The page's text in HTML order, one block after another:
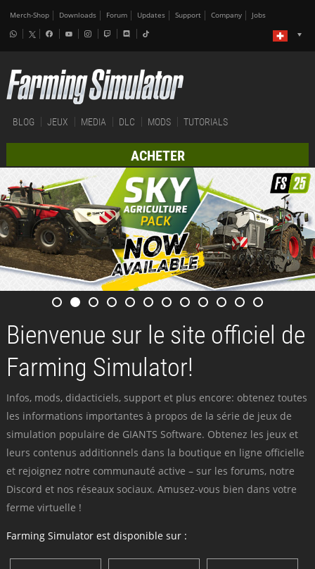
Merch-Shop Downloads Forum Updates Support Company Jobs
BLOG JEUX MEDIA DLC MODS TUTORIALS
ACHETER
Bienvenue sur le site officiel de
Farming Simulator!
Infos, mods, didacticiels, support et plus encore: obtenez toutes
les informations importantes à propos de la série de jeux de
simulation populaire de GIANTS Software. Obtenez les jeux et
leurs contenus additionnels dans la boutique en ligne officielle
et rejoignez notre communauté active – sur les forums, notre
Discord et nos réseaux sociaux. Amusez-vous bien dans votre
ferme virtuelle !
Farming Simulator est disponible sur :